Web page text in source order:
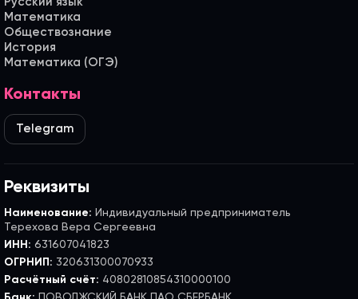
Математика
Обществознание
История
Математика (ОГЭ)
Контакты
Telegram
Реквизиты
Наименование: Индивидуальный предприниматель
Терехова Вера Сергеевна
ИНН: 631607041823
ОГРНИП: 320631300070933
Расчётный счёт: 40802810854310000100